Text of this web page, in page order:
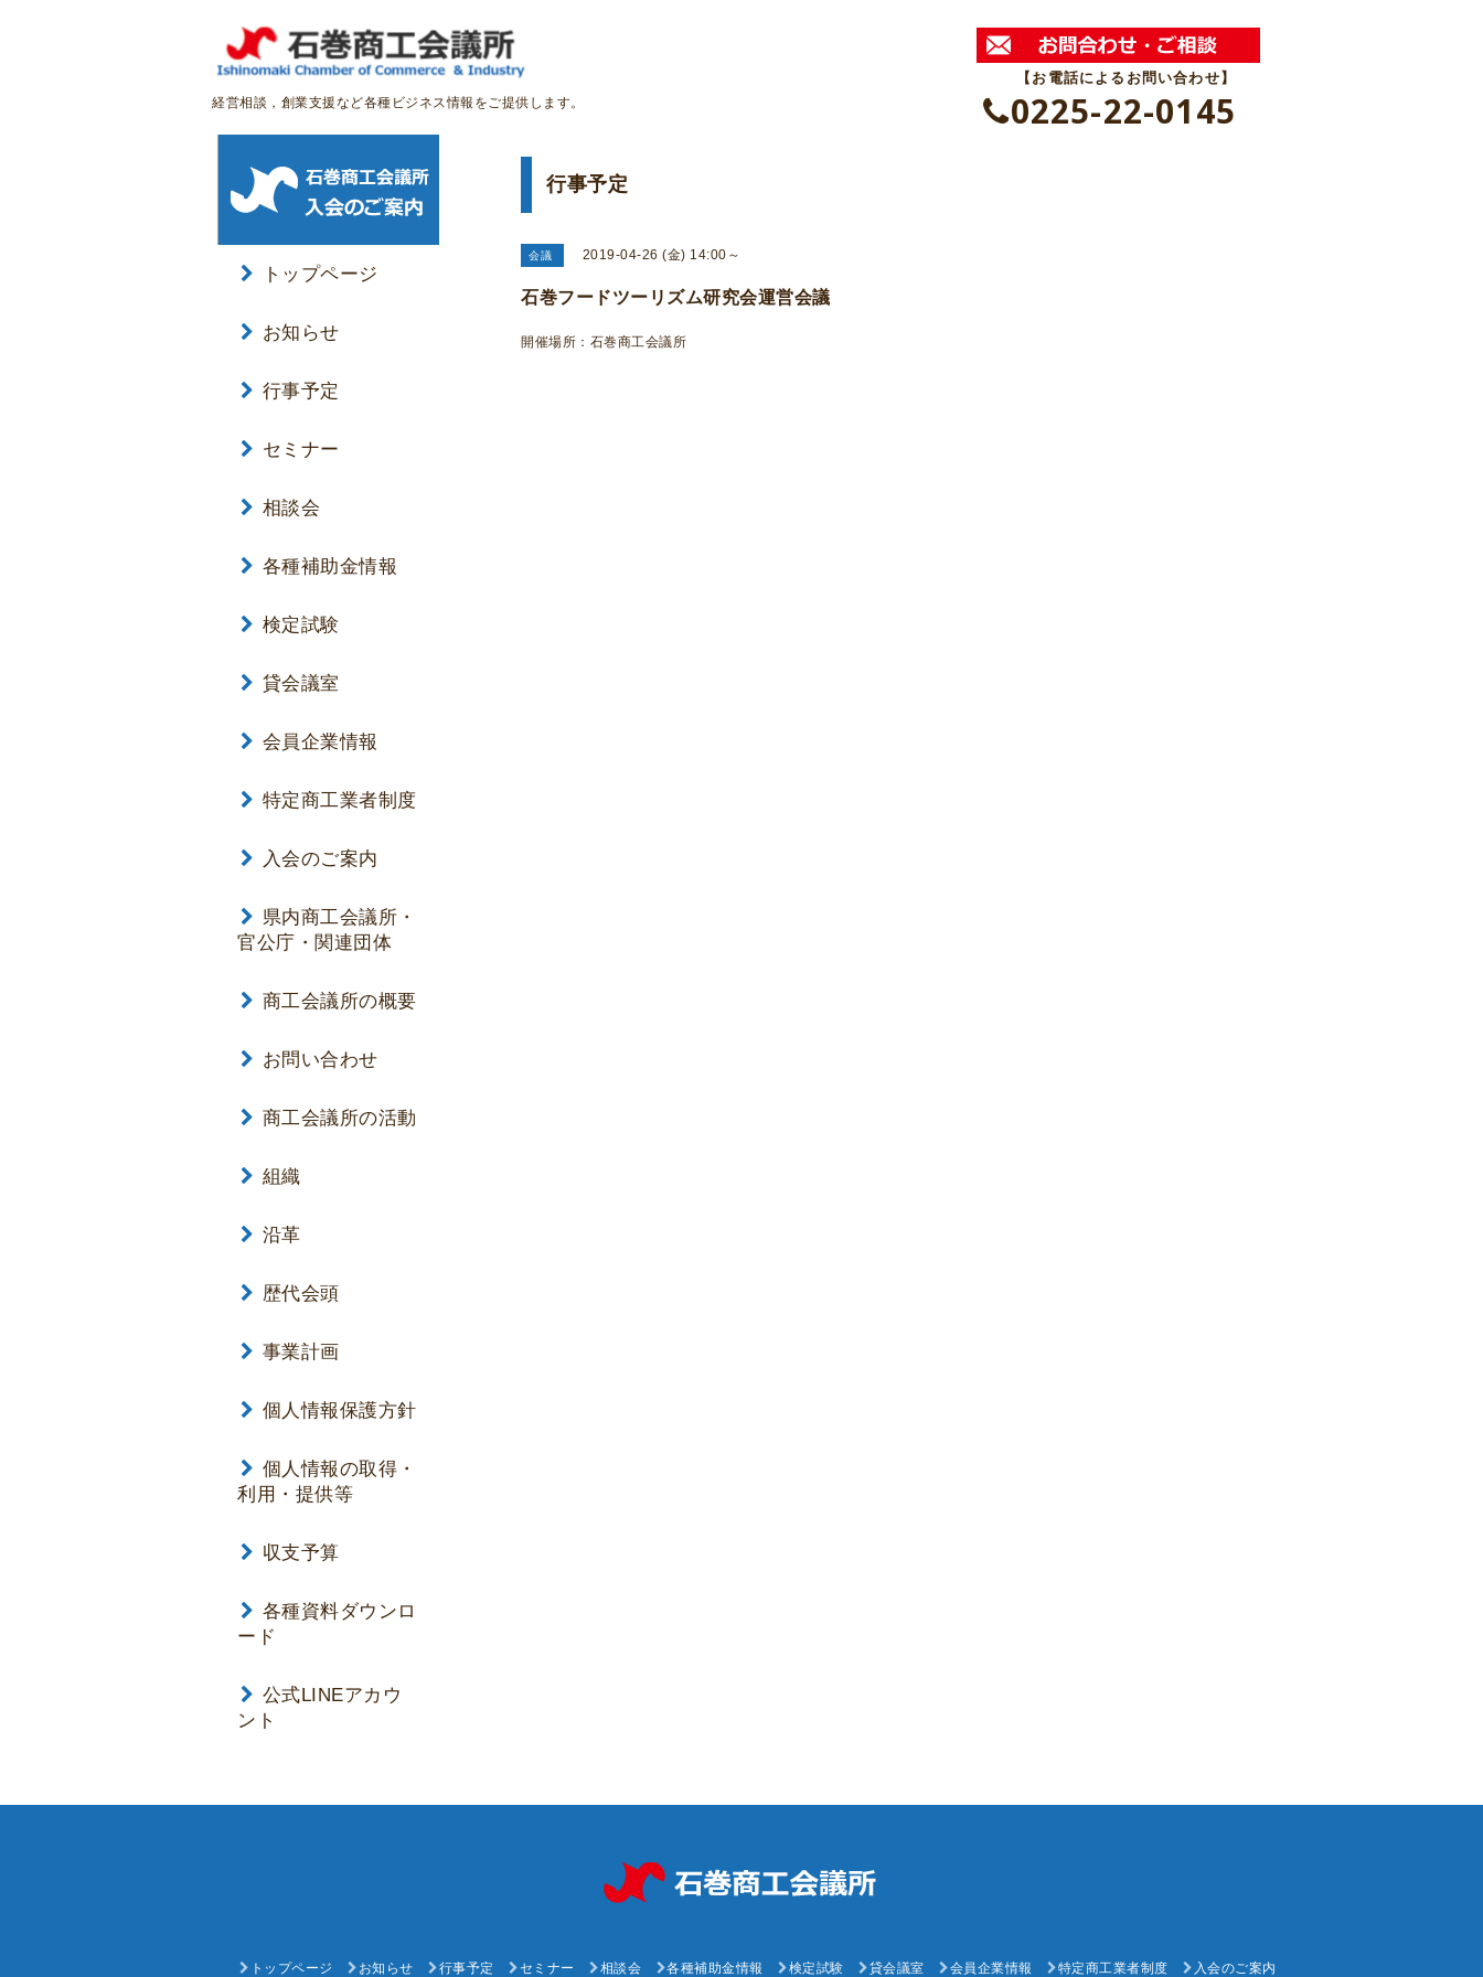
【お電話によるお問い合わせ】
0225-22-0145
経営相談，創業支援など各種ビジネス情報をご提供します。
行事予定
会議 2019-04-26 (金) 14:00～
石巻フードツーリズム研究会運営会議
開催場所：石巻商工会議所
トップページ
お知らせ
行事予定
セミナー
相談会
各種補助金情報
検定試験
貸会議室
会員企業情報
特定商工業者制度
入会のご案内
県内商工会議所・
官公庁・関連団体
商工会議所の概要
お問い合わせ
商工会議所の活動
組織
沿革
歴代会頭
事業計画
個人情報保護方針
個人情報の取得・
利用・提供等
収支予算
各種資料ダウンロ
ード
公式LINEアカウ
ント
トップページ お知らせ 行事予定 セミナー 相談会 各種補助金情報 検定試験 貸会議室 会員企業情報 特定商工業者制度 入会のご案内